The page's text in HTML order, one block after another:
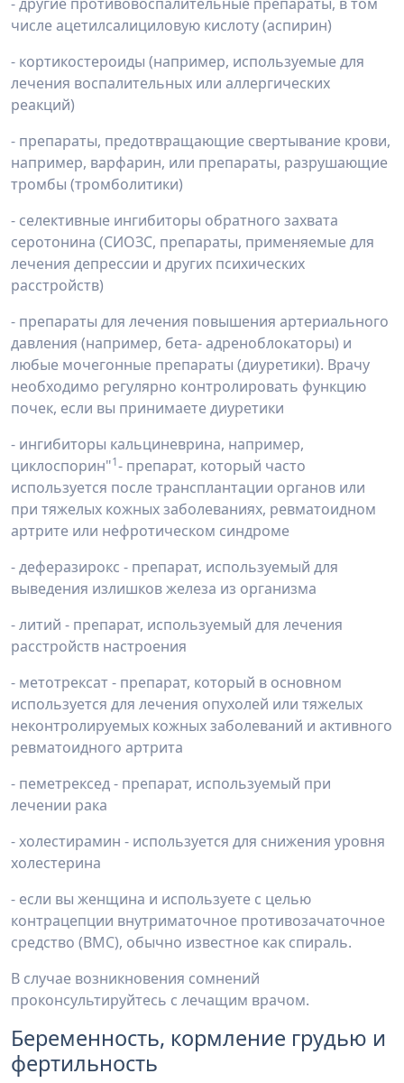
числе ацетилсалициловую кислоту (аспирин)
- кортикостероиды (например, используемые для
лечения воспалительных или аллергических
реакций)
- препараты, предотвращающие свертывание крови,
например, варфарин, или препараты, разрушающие
тромбы (тромболитики)
- селективные ингибиторы обратного захвата
серотонина (СИОЗС, препараты, применяемые для
лечения депрессии и других психических
расстройств)
- препараты для лечения повышения артериального
давления (например, бета- адреноблокаторы) и
любые мочегонные препараты (диуретики). Врачу
необходимо регулярно контролировать функцию
почек, если вы принимаете диуретики
- ингибиторы кальциневрина, например,
циклоспорин"1- препарат, который часто
используется после трансплантации органов или
при тяжелых кожных заболеваниях, ревматоидном
артрите или нефротическом синдроме
- деферазирокс - препарат, используемый для
выведения излишков железа из организма
- литий - препарат, используемый для лечения
расстройств настроения
- метотрексат - препарат, который в основном
используется для лечения опухолей или тяжелых
неконтролируемых кожных заболеваний и активного
ревматоидного артрита
- пеметрексед - препарат, используемый при
лечении рака
- холестирамин - используется для снижения уровня
холестерина
- если вы женщина и используете с целью
контрацепции внутриматочное противозачаточное
средство (ВМС), обычно известное как спираль.
В случае возникновения сомнений
проконсультируйтесь с лечащим врачом.
Беременность, кормление грудью и
фертильность